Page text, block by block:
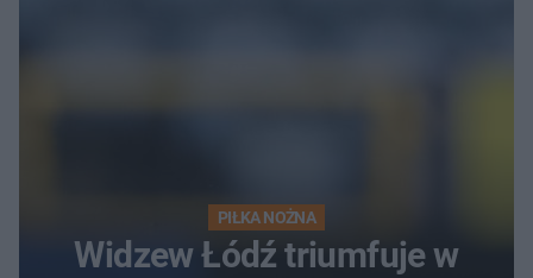
PIŁKA NOŻNA
Widzew Łódź triumfuje w